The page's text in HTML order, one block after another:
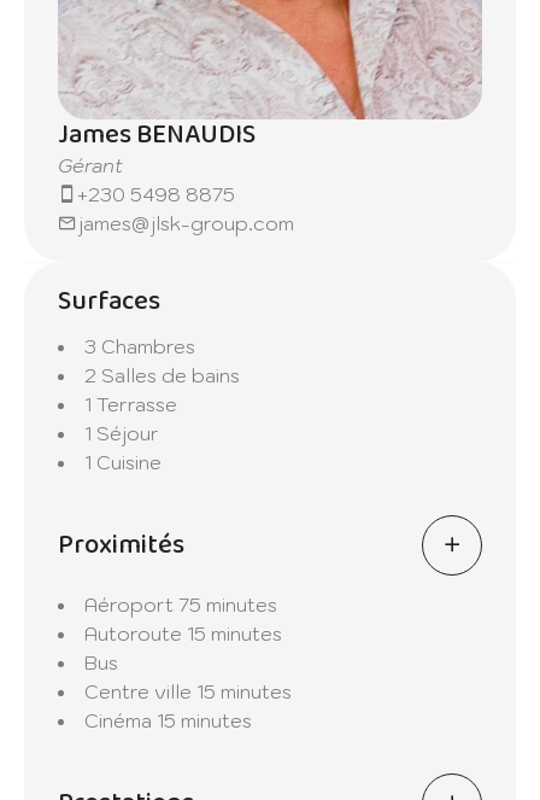
James BENAUDIS
Gérant
+230 5498 8875
james@jlsk-group.com
Surfaces
3 Chambres
2 Salles de bains
1 Terrasse
1 Séjour
1 Cuisine
Proximités
Aéroport 75 minutes
Autoroute 15 minutes
Bus
Centre ville 15 minutes
Cinéma 15 minutes